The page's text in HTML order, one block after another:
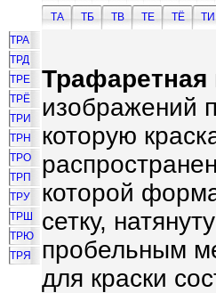
ТА
ТБ ТВ ТЕ ТЁ ТИ
ТРА
ТРД
ТРЕ
ТРЁ
ТРИ
ТРН
ТРО
ТРП
ТРУ
ТРШ
ТРЮ
ТРЯ
Трафаретная
изображений
которую
которой
сетку,
пробельным
для краски